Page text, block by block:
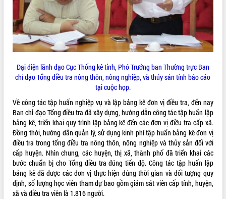
LIÊN KẾT WEB
THỐNG KÊ TRUY CẬP
Hôm nay:
25760
Tất cả: 66111428
Đại diện lãnh đạo Cục Thống kê tỉnh, Phó Trưởng ban Thường trực Ban
chỉ đạo Tổng điều tra nông thôn, nông nghiệp, và thủy sản tỉnh báo cáo
tại cuộc họp.
Về công tác tập huấn nghiệp vụ và lập bảng kê đơn vị điều tra, đến nay
Ban chỉ đạo Tổng điều tra đã xây dựng, hướng dẫn công tác tập huấn lập
bảng kê, triển khai quy trình lập bảng kê đến các đơn vị điều tra cấp xã.
Đồng thời, hướng dẫn quản lý, sử dụng kinh phí tập huấn bảng kê đơn vị
điều tra trong tổng điều tra nông thôn, nông nghiệp và thủy sản đối với
cấp huyện. Nhìn chung, các huyện, thị xã, thành phố đã triển khai các
bước chuẩn bị cho Tổng điều tra đúng tiến độ. Công tác tập huấn lập
bảng kê đã được các đơn vị thực hiện đúng thời gian và đối tượng quy
định, số lượng học viên tham dự bao gồm giám sát viên cấp tỉnh, huyện,
xã và điều tra viên là 1.816 người.